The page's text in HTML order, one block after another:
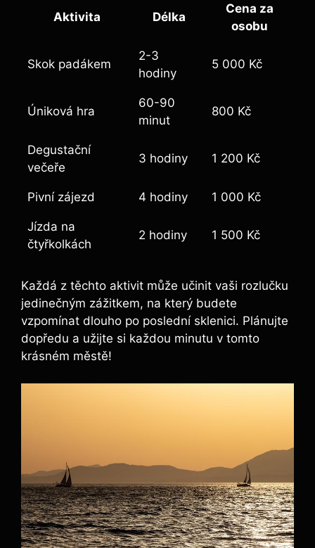
Aktivita Délka
Cena za
osobu
Skok padákem
2-3⁤
hodiny
5 000 Kč
Úniková hra
60-90
minut
800 Kč
Degustační
večeře
3 hodiny 1 200 Kč
Pivní zájezd 4 ​hodiny 1 000 Kč
Jízda na
čtyřkolkách
2 hodiny 1 500 Kč
Každá⁣ z těchto aktivit může učinit vaši⁣ rozlučku
jedinečným​ zážitkem, na který budete
vzpomínat dlouho po poslední ‍sklenici. Plánujte
dopředu a⁢ užijte si každou minutu v​ tomto
krásném městě!